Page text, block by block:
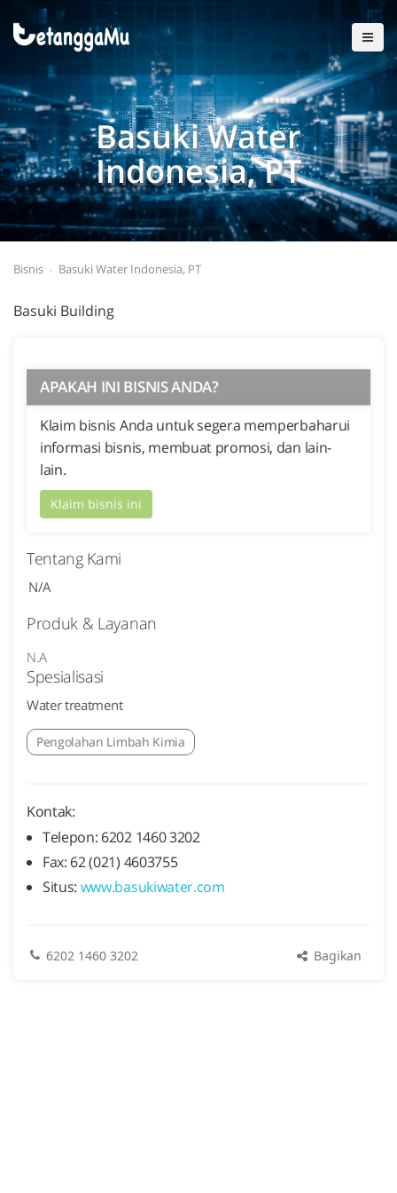
Basuki Water
Indonesia, PT
Bisnis Basuki Water Indonesia, PT
Basuki Building
APAKAH INI BISNIS ANDA?
Klaim bisnis Anda untuk segera memperbaharui
informasi bisnis, membuat promosi, dan lain-
lain.
Klaim bisnis ini
Tentang Kami
N/A
Produk & Layanan
N.A
Spesialisasi
Water treatment
Pengolahan Limbah Kimia
Kontak:
Telepon: 6202 1460 3202
Fax: 62 (021) 4603755
Situs: www.basukiwater.com
6202 1460 3202 Bagikan